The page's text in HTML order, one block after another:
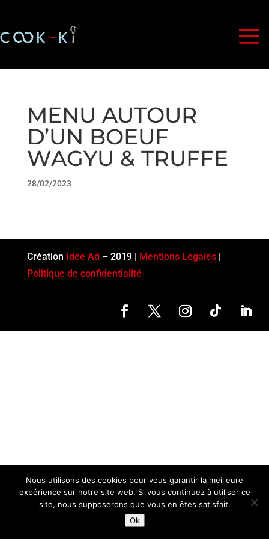
MENU AUTOUR
D’UN BOEUF
WAGYU & TRUFFE
28/02/2023
Création Idée Ad – 2019 | Mentions Légales|
Politique de confidentialité
Nous utilisons des cookies pour vous garantir la meilleure
expérience sur notre site web. Si vous continuez à utiliser ce
site, nous supposerons que vous en êtes satisfait.
Ok